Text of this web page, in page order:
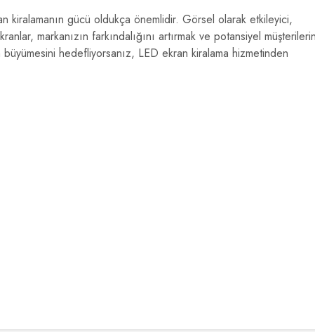
kiralamanın gücü oldukça önemlidir. Görsel olarak etkileyici,
markanızın farkındalığını artırmak ve potansiyel
hedefliyorsanız, LED ekran kiralama hizmetinden